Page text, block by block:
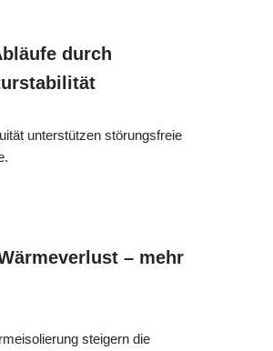
durch
unterstützen störungsfreie
– mehr
steigern die